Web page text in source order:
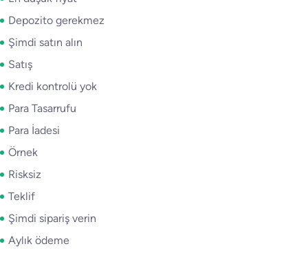
Depozito gerekmez
Şimdi satın alın
Satış
Kredi kontrolü yok
Para Tasarrufu
Para İadesi
Örnek
Risksiz
Teklif
Şimdi sipariş verin
Aylık ödeme